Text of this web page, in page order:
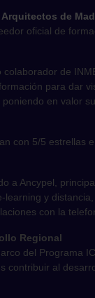
de
oficial de
de
para dar
en valor
con 5/5 estrellas
a Ancypel,
learning y
con la
Regional
del Programa
contribuir al